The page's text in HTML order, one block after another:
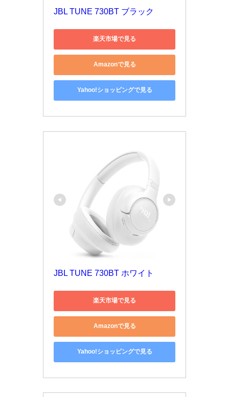
JBL TUNE 730BT ブラック
楽天市場で見る
Amazonで見る
Yahoo!ショッピングで見る
JBL TUNE 730BT ホワイト
楽天市場で見る
Amazonで見る
Yahoo!ショッピングで見る